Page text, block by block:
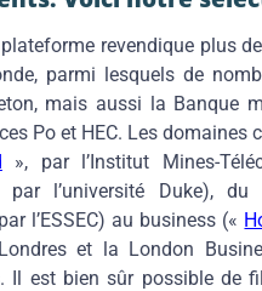
revendique plus
parmi lesquels de
mais aussi la Banque
Po et HEC. Les domaines
», par l’Institut Mines-
par l’université Duke), du
l’ESSEC) au business («
et la London
Il est bien sûr possible de